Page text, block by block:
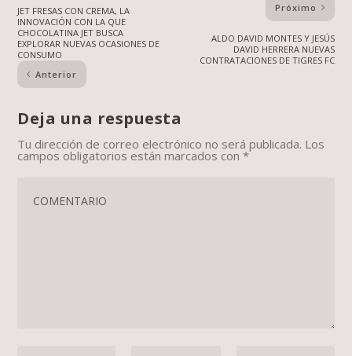
JET FRESAS CON CREMA, LA
INNOVACIÓN CON LA QUE
CHOCOLATINA JET BUSCA
EXPLORAR NUEVAS OCASIONES DE
CONSUMO
Anterior
Próximo
ALDO DAVID MONTES Y JESÚS
DAVID HERRERA NUEVAS
CONTRATACIONES DE TIGRES FC
Deja una respuesta
Tu dirección de correo electrónico no será publicada. Los
campos obligatorios están marcados con*